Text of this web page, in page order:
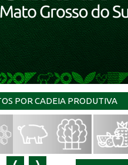
POR CADEIA PRODUTIVA